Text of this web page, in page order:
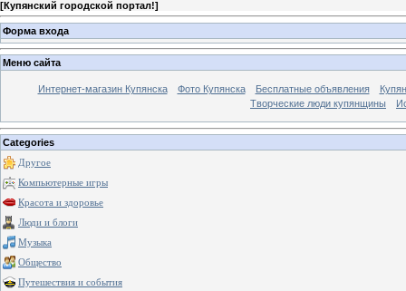
[Купянский городской портал!]
Форма входа
Меню сайта
Интернет-магазин Купянска Фото Купянска Бесплатные объявления
Творческие люди купянщины
Categories
Другое
Компьютерные игры
Красота и здоровье
Люди и блоги
Музыка
Общество
Путешествия и события